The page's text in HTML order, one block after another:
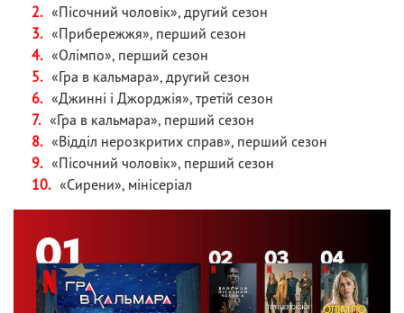
«Пісочний чоловік», другий сезон
«Прибережжя», перший сезон
«Олімпо», перший сезон
«Гра в кальмара», другий сезон
«Джинні і Джорджія», третій сезон
«Гра в кальмара», перший сезон
«Відділ нерозкритих справ», перший сезон
«Пісочний чоловік», перший сезон
«Сирени», мінісеріал